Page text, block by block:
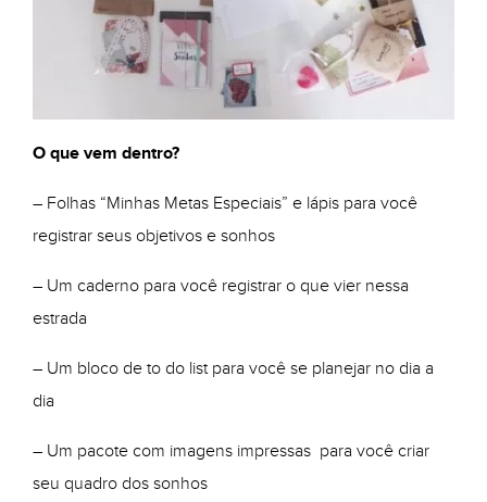
O que vem dentro?
– Folhas “Minhas Metas Especiais” e lápis para você
registrar seus objetivos e sonhos
– Um caderno para você registrar o que vier nessa
estrada
– Um bloco de to do list para você se planejar no dia a
dia
– Um pacote com imagens impressas para você criar
seu quadro dos sonhos